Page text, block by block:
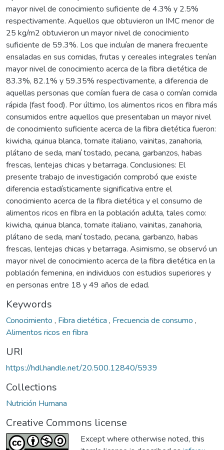
mayor nivel de conocimiento suficiente de 4.3% y 2.5%
respectivamente. Aquellos que obtuvieron un IMC menor de
25 kg/m2 obtuvieron un mayor nivel de conocimiento
suficiente de 59.3%. Los que incluían de manera frecuente
ensaladas en sus comidas, frutas y cereales integrales tenían
mayor nivel de conocimiento acerca de la fibra dietética de
83.3%, 82.1% y 59.35% respectivamente, a diferencia de
aquellas personas que comían fuera de casa o comían comida
rápida (fast food). Por último, los alimentos ricos en fibra más
consumidos entre aquellos que presentaban un mayor nivel
de conocimiento suficiente acerca de la fibra dietética fueron:
kiwicha, quinua blanca, tomate italiano, vainitas, zanahoria,
plátano de seda, maní tostado, pecana, garbanzos, habas
frescas, lentejas chicas y betarraga. Conclusiones: El
presente trabajo de investigación comprobó que existe
diferencia estadísticamente significativa entre el
conocimiento acerca de la fibra dietética y el consumo de
alimentos ricos en fibra en la población adulta, tales como:
kiwicha, quinua blanca, tomate italiano, vainitas, zanahoria,
plátano de seda, maní tostado, pecana, garbanzo, habas
frescas, lentejas chicas y betarraga. Asimismo, se observó un
mayor nivel de conocimiento acerca de la fibra dietética en la
población femenina, en individuos con estudios superiores y
en personas entre 18 y 49 años de edad.
Keywords
Conocimiento , Fibra dietética , Frecuencia de consumo ,
Alimentos ricos en fibra
URI
https://hdl.handle.net/20.500.12840/5939
Collections
Nutrición Humana
Creative Commons license
Except where otherwise noted, this